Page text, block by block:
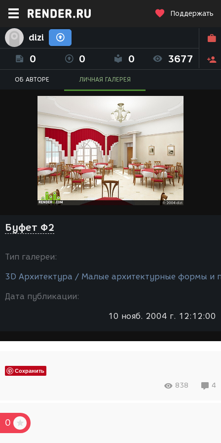
Поддержать
dizi
0 0 0 3677
ОБ АВТОРЕ ЛИЧНАЯ ГАЛЕРЕЯ
Буфет Ф2
Тип галереи:
3D Архитектура / Малые архитектурные формы и
Дата публикации:
10 нояб. 2004 г. 12:12:00
Сохранить
838 4
0